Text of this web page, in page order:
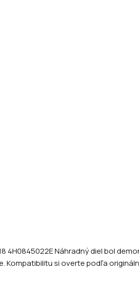
4H0845022E Náhradný diel bol
Kompatibilitu si overte podľa